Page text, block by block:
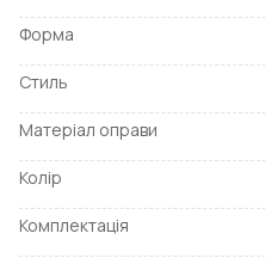
Форма
Стиль
Матеріал оправи
Колір
Комплектація